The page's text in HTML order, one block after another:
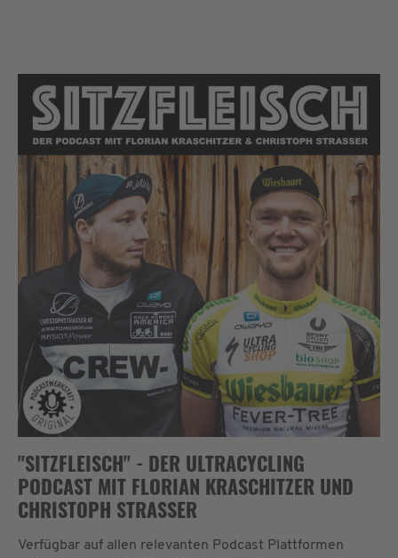
"SITZFLEISCH" - DER ULTRACYCLING
PODCAST MIT FLORIAN KRASCHITZER UND
CHRISTOPH STRASSER
Verfügbar auf allen relevanten Podcast Plattformen